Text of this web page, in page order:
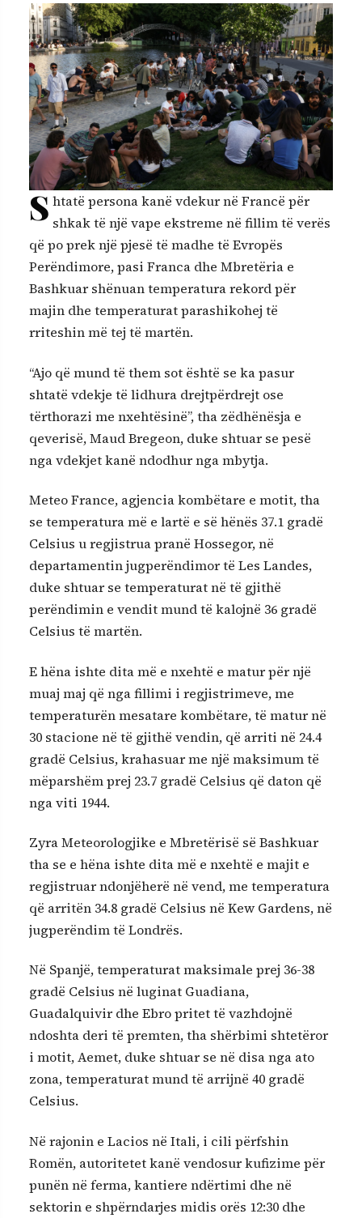
S htatë persona kanë vdekur në Francë për
shkak të një vape ekstreme në fillim të verës
që po prek një pjesë të madhe të Evropës
Perëndimore, pasi Franca dhe Mbretëria e
Bashkuar shënuan temperatura rekord për
majin dhe temperaturat parashikohej të
rriteshin më tej të martën.
“Ajo që mund të them sot është se ka pasur
shtatë vdekje të lidhura drejtpërdrejt ose
tërthorazi me nxehtësinë”, tha zëdhënësja e
qeverisë, Maud Bregeon, duke shtuar se pesë
nga vdekjet kanë ndodhur nga mbytja.
Meteo France, agjencia kombëtare e motit, tha
se temperatura më e lartë e së hënës 37.1 gradë
Celsius u regjistrua pranë Hossegor, në
departamentin jugperëndimor të Les Landes,
duke shtuar se temperaturat në të gjithë
perëndimin e vendit mund të kalojnë 36 gradë
Celsius të martën.
E hëna ishte dita më e nxehtë e matur për një
muaj maj që nga fillimi i regjistrimeve, me
temperaturën mesatare kombëtare, të matur në
30 stacione në të gjithë vendin, që arriti në 24.4
gradë Celsius, krahasuar me një maksimum të
mëparshëm prej 23.7 gradë Celsius që daton që
nga viti 1944.
Zyra Meteorologjike e Mbretërisë së Bashkuar
tha se e hëna ishte dita më e nxehtë e majit e
regjistruar ndonjëherë në vend, me temperatura
që arritën 34.8 gradë Celsius në Kew Gardens, në
jugperëndim të Londrës.
Në Spanjë, temperaturat maksimale prej 36-38
gradë Celsius në luginat Guadiana,
Guadalquivir dhe Ebro pritet të vazhdojnë
ndoshta deri të premten, tha shërbimi shtetëror
i motit, Aemet, duke shtuar se në disa nga ato
zona, temperaturat mund të arrijnë 40 gradë
Celsius.
Në rajonin e Lacios në Itali, i cili përfshin
Romën, autoritetet kanë vendosur kufizime për
punën në ferma, kantiere ndërtimi dhe në
sektorin e shpërndarjes midis orës 12:30 dhe